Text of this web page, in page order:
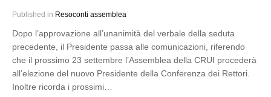
Published in Resoconti assemblea
Dopo l’approvazione all’unanimità del verbale della seduta
precedente, il Presidente passa alle comunicazioni, riferendo
che il prossimo 23 settembre l’Assemblea della CRUI procederà
all’elezione del nuovo Presidente della Conferenza dei Rettori.
Inoltre ricorda i prossimi…